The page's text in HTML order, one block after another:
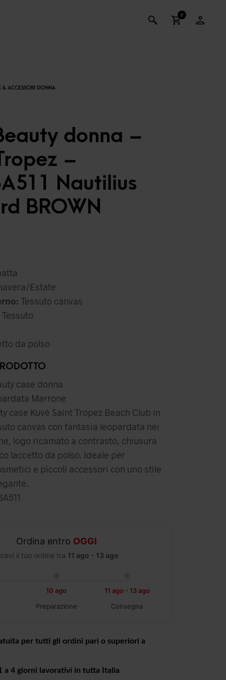
0
donna –
–
Nautilius
BROWN
Estate
Tessuto canvas
Tessuto
da polso
case donna
Marrone
case Kuvè Saint Tropez Beach Club in
canvas con fantasia leopardata nei
logo ricamato a contrasto, chiusura
laccetto da polso. Ideale per
e piccoli accessori con uno stile
Ordina entro OGGI
il tuo ordine tra 11 ago - 13 ago
10 ago
Preparazione
11 ago - 13 ago
Consegna
per tutti gli ordini pari o superiori a
a 4 giorni lavorativi in tutta Italia